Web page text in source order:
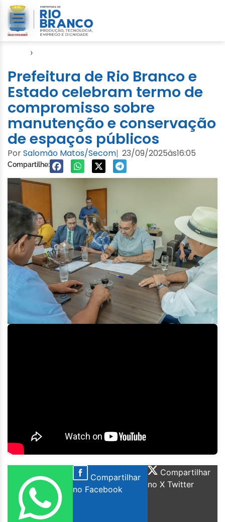
›
Prefeitura de Rio Branco e
Estado celebram termo de
compromisso sobre
manutenção e conservação
de espaços públicos
PorSalomão Matos/Secom| 23/09/2025às16:05
Compartilhe:
Compartilhar
no Facebook
Compartilhar
no X Twitter